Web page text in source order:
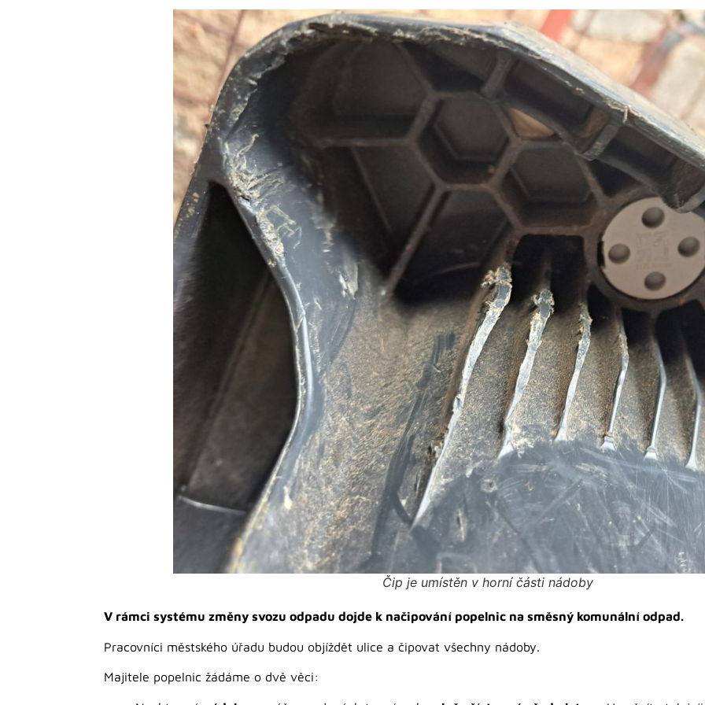
Čip je umístěn v horní části nádoby
V rámci systému změny svozu odpadu dojde k načipování popelnic na směsný komunální odpad.
Pracovníci městského úřadu budou objíždět ulice a čipovat všechny nádoby.
Majitele popelnic žádáme o dvě věci: